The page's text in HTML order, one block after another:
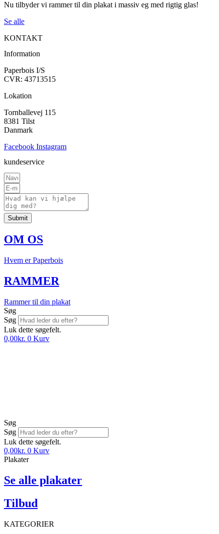
Nu tilbyder vi rammer til din plakat i massiv eg med rigtig glas!
Se alle
KONTAKT
Information
Paperbois I/S
CVR: 43713515
Lokation
Tornballevej 115
8381 Tilst
Danmark
Facebook Instagram
kundeservice
Submit
OM OS
Hvem er Paperbois
RAMMER
Rammer til din plakat
Søg
Søg
Luk dette søgefelt.
0,00kr. 0 Kurv
Søg
Søg
Luk dette søgefelt.
0,00kr. 0 Kurv
Plakater
Se alle plakater
Tilbud
KATEGORIER